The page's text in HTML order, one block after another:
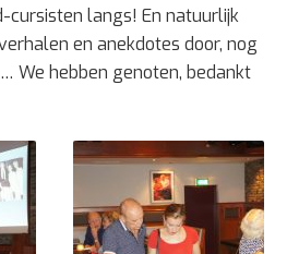
cursisten langs! En natuurlijk
en anekdotes door, nog
We hebben genoten, bedankt